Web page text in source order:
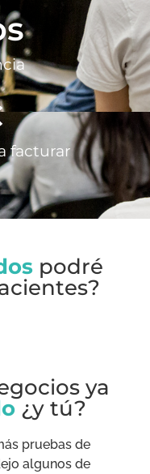
facturar
podré
ya
¿y tú?
pruebas de
algunos de